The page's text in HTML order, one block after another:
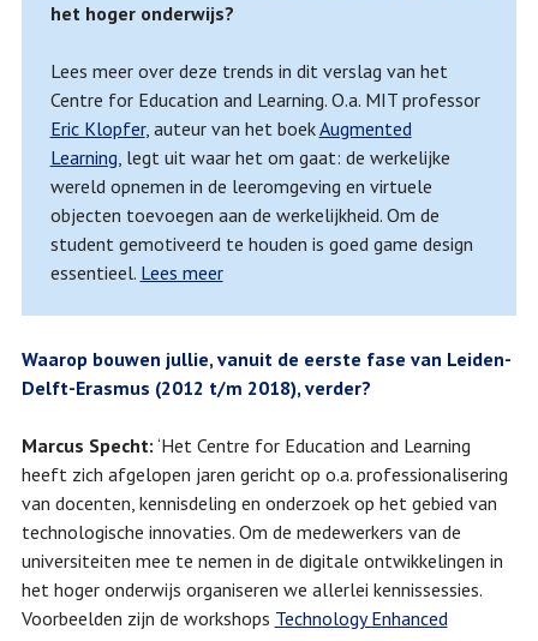
het hoger onderwijs?
Lees meer over deze trends in dit verslag van het
Centre for Education and Learning. O.a. MIT professor
Eric Klopfer, auteur van het boekAugmented
Learning, legt uit waar het om gaat: de werkelijke
wereld opnemen in de leeromgeving en virtuele
objecten toevoegen aan de werkelijkheid. Om de
student gemotiveerd te houden is goed game design
essentieel. Lees meer
Waarop bouwen jullie, vanuit de eerste fase van Leiden-
Delft-Erasmus (2012 t/m 2018), verder?
Marcus Specht: ‘Het Centre for Education and Learning
heeft zich afgelopen jaren gericht op o.a. professionalisering
van docenten, kennisdeling en onderzoek op het gebied van
technologische innovaties. Om de medewerkers van de
universiteiten mee te nemen in de digitale ontwikkelingen in
het hoger onderwijs organiseren we allerlei kennissessies.
Voorbeelden zijn de workshops Technology Enhanced